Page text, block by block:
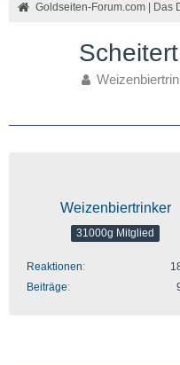
Goldseiten-Forum.com | Das
Weizenbiertrinker
31000g Mitglied
Reaktionen
Beiträge